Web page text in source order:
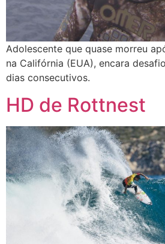
Adolescente que quase morreu
na Califórnia (EUA), encara
dias consecutivos.
HD de Rottnest